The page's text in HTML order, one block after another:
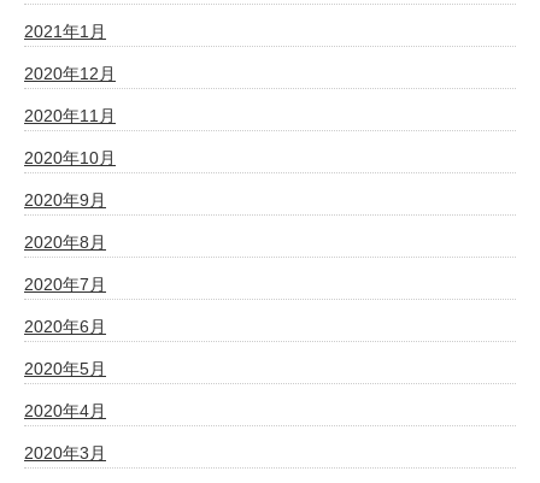
2021年1月
2020年12月
2020年11月
2020年10月
2020年9月
2020年8月
2020年7月
2020年6月
2020年5月
2020年4月
2020年3月